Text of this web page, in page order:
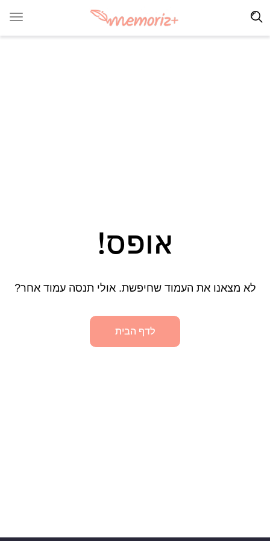
אופס!
לא מצאנו את העמוד שחיפשת. אולי תנסה עמוד אחר?
לדף הבית